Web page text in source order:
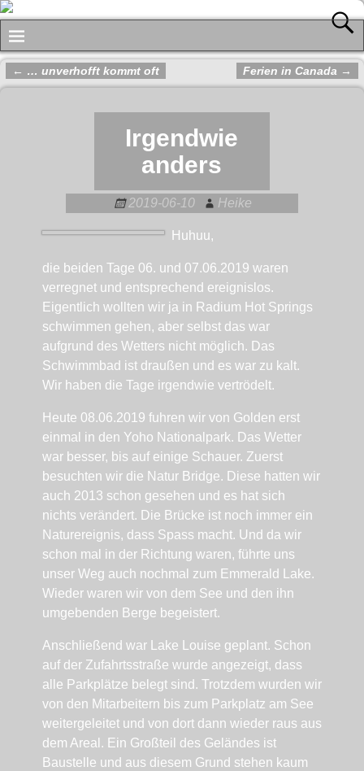
Artikelnavigation
← … unverhofft kommt oft Ferien in Canada →
Irgendwie
anders
2019-06-10 Heike
Huhuu,
die beiden Tage 06. und 07.06.2019 waren
verregnet und entsprechend ereignislos.
Eigentlich wollten wir ja in Radium Hot Springs
schwimmen gehen, aber selbst das war
aufgrund des Wetters nicht möglich. Das
Schwimmbad ist draußen und es war zu kalt.
Wir haben die Tage irgendwie vertrödelt.
Heute 08.06.2019 fuhren wir von Golden erst
einmal in den Yoho Nationalpark. Das Wetter
war besser, bis auf einige Schauer. Zuerst
besuchten wir die Natur Bridge. Diese hatten wir
auch 2013 schon gesehen und es hat sich
nichts verändert. Die Brücke ist noch immer ein
Naturereignis, dass Spass macht. Und da wir
schon mal in der Richtung waren, führte uns
unser Weg auch nochmal zum Emmerald Lake.
Wieder waren wir von dem See und den ihn
umgebenden Berge begeistert.
Anschließend war Lake Louise geplant. Schon
auf der Zufahrtsstraße wurde angezeigt, dass
alle Parkplätze belegt sind. Trotzdem wurden wir
von den Mitarbeitern bis zum Parkplatz am See
weitergeleitet und von dort dann wieder raus aus
dem Areal. Ein Großteil des Geländes ist
Baustelle und aus diesem Grund stehen kaum